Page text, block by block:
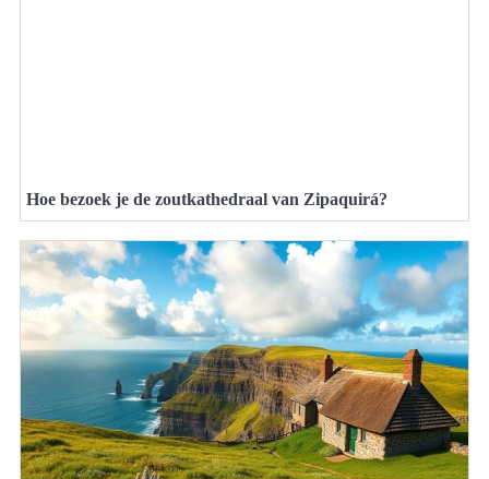
Hoe bezoek je de zoutkathedraal van Zipaquirá?